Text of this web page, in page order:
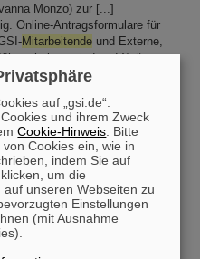
Monzo) zur [...]
Online-Antragsformulare für
Mitarbeitende und Externe,
haben, sind aud Seite
zu Besuch bei GSI
intensiv kennenzulernen
und jungen
der Veranstaltung war der
über den Campus Martin
aus der Nähe
auf „gsi.de“.
und ihrem Zweck
Cookie-Hinweis . Bitte
Cookies ein, wie in
indem Sie auf
um die
unseren Webseiten zu
Einstellungen
(mit Ausnahme